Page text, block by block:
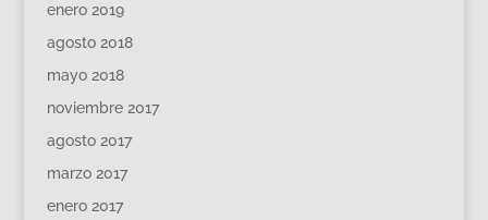
enero 2019
agosto 2018
mayo 2018
noviembre 2017
agosto 2017
marzo 2017
enero 2017